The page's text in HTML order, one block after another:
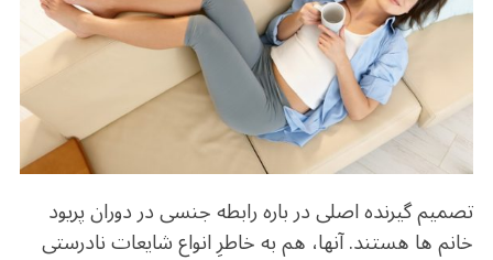
o
k p
تصمیم گیرنده اصلی در باره رابطه جنسی در دوران پریود
خانم ها هستند. آنها، هم به خاطرِ انواع شایعات نادرستی